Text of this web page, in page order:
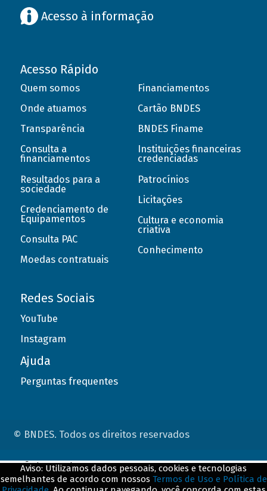
Acesso à informação
Acesso Rápido
Quem somos
Onde atuamos
Transparência
Consulta a
financiamentos
Resultados para a
sociedade
Credenciamento de
Equipamentos
Consulta PAC
Moedas contratuais
Financiamentos
Cartão BNDES
BNDES Finame
Instituições financeiras
credenciadas
Patrocínios
Licitações
Cultura e economia
criativa
Conhecimento
Redes Sociais
YouTube
Instagram
Ajuda
Perguntas frequentes
© BNDES. Todos os direitos reservados
Aviso: Utilizamos dados pessoais, cookies e tecnologias
semelhantes de acordo com nossos Termos de Uso e Política de
ConteÃºdo complementar
${title}${badge}